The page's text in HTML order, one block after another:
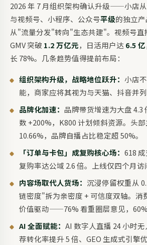
2026 年 7 月组织架构确认升级——小店
与视频号、小程序、公众号平级的独立
从"流量分发"转向"生态共建"。视频号直
GMV 突破 1.2 万亿元，日活用户达 6.5 亿
长 78%。几条趋势值得提前布局：
组织架构升级，战略地位跃升： 小店
能，商家应将其视为与天猫、抖音并列
品牌化加速： 品牌带货增速为大盘 4.3
数 +200%，K800 计划倾斜资源。头
10.66%，品牌自播占比稳定超 50%。
「订单与卡包」成复购核心场： 618
复购率达公域 2.6 倍。上线仅四个月访
内容场取代人货场： 沉浸停留权重从
链密度"拆为亲密度 + 可信度双轴。消
价值驱动——76% 看重圈层意见，60%
AI 全面赋能： AI 数字人直播 24 小时
荐转化率提升 5 倍、GEO 生成式引擎